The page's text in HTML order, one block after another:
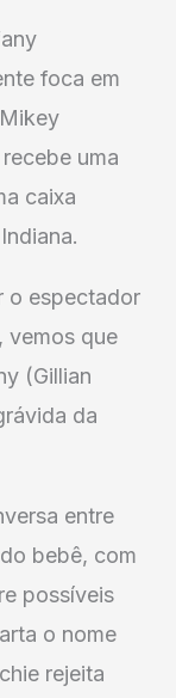
foca em
uma
caixa
o espectador
vemos que
(Gillian
da
entre
bebê, com
possíveis
o nome
rejeita